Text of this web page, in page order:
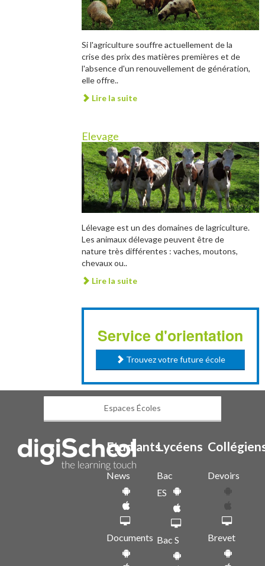
Si l'agriculture souffre actuellement de la
crise des prix des matières premières et de
l'absence d'un renouvellement de génération,
elle offre..
Lire la suite
Elevage
Lélevage est un des domaines de lagriculture.
Les animaux délevage peuvent être de
nature très différentes : vaches, moutons,
chevaux ou..
Lire la suite
Service d'orientation
Trouvez votre future école
Espaces Écoles
Etudiants
News
Documents
Lycéens
Bac
ES
Bac S
Devoirs
Brevet